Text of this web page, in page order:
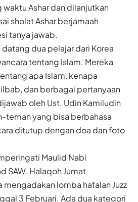
waktu Ashar dan dilanjutkan
sholat Ashar berjamaah
tanya jawab.
datang dua pelajar dari Korea
tentang Islam. Mereka
apa Islam, kenapa
dan berbagai pertanyaan
oleh Ust. Udin Kamiludin
teman yang bisa berbahasa
ditutup dengan doa dan foto
Maulid Nabi
SAW, Halaqoh Jumat
mengadakan lomba hafalan Juzz
3 Februari. Ada dua kategori